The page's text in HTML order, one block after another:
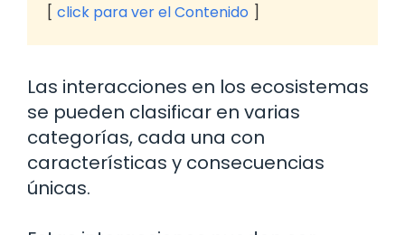
click para ver el Contenido
Las interacciones en los ecosistemas
se pueden clasificar en varias
categorías, cada una con
características y consecuencias
únicas.